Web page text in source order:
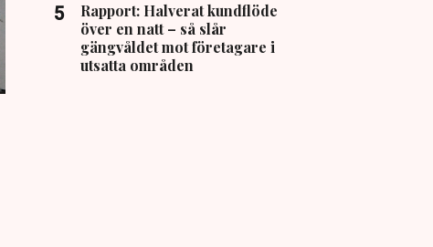
Rapport: Halverat kundflöde
över en natt – så slår
gängvåldet mot företagare i
utsatta områden